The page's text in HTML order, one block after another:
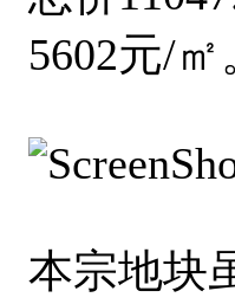
5602元/㎡
本宗地块